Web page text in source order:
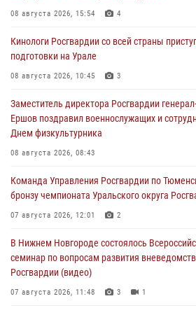
08 августа 2026, 15:54 4
Кинологи Росгвардии со всей страны
подготовки на Урале
08 августа 2026, 10:45 3
Заместитель директора Росгвардии
Ершов поздравил военнослужащих и
Днем физкультурника
08 августа 2026, 08:43
Команда Управления Росгвардии по
бронзу чемпионата Уральского округа
07 августа 2026, 12:01 2
В Нижнем Новгороде состоялось
семинар по вопросам развития
Росгвардии (видео)
07 августа 2026, 11:48 3 1